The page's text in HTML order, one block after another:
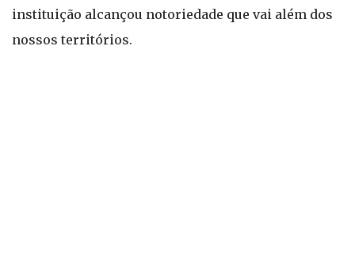
instituição alcançou notoriedade que vai além dos
nossos territórios.